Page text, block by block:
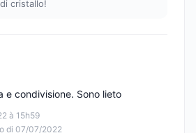
cristallo!
à 15h59
di 07/07/2022
e condivisione. Sono lieto